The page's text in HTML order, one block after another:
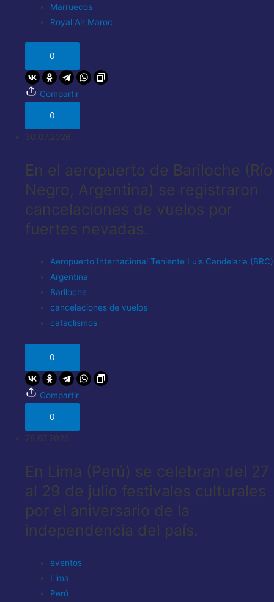
Marruecos
Royal Air Maroc
0
Compartir
0
30.07.2026
En el aeropuerto de Bariloche (Río
Negro, Argentina) se registraron
cancelaciones de vuelos por
fuertes nevadas.
Aeropuerto Internacional Teniente Luis Candelaria (BRC)
Argentina
Bariloche
cancelaciones de vuelos
cataclismos
0
Compartir
0
28.07.2026
En Lima (Perú) se celebran del 27
al 29 de julio festivales culturales
por el aniversario de la
independencia del país.
eventos
Lima
Perú